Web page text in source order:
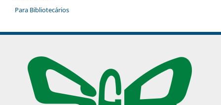
Para Bibliotecários